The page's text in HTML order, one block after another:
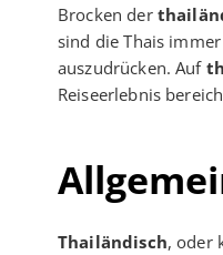
Brocken der
sind die Thais
auszudrücken. Auf
Reiseerlebnis
Thailändisch, oder